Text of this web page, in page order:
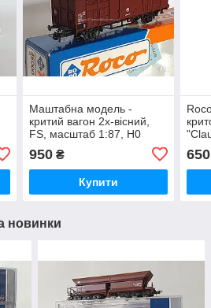
Маштабна модель -
критий вагон 2х-вiсний,
FS, масштаб 1:87, H0
950₴
Купити
650
новинки